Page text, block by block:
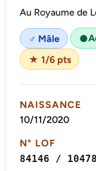
Au Royaume de
♂ Mâle ●
★ 1/6 pts
NAISSANCE
10/11/2020
N° LOF
84146 / 10478